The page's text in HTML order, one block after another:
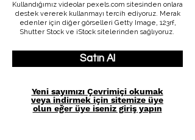
Kullandığımız videolar pexels.com sitesinden onlara
destek vererek kullanmayı tercih ediyoruz. Merak
edenler için diğer görselleri Getty Image, 123rf,
Shutter Stock ve iStock sitelerinden sağlıyoruz.
Satın Al
Yeni sayımızı Çevrimiçi okumak
veya indirmek için sitemize üye
olun eğer üye iseniz giriş yapın